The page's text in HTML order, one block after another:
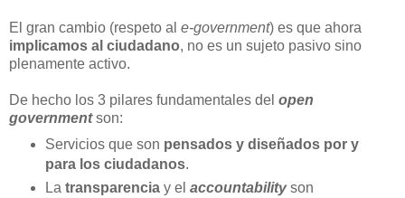
El gran cambio (respeto al e-government) es que ahora
implicamos al ciudadano, no es un sujeto pasivo sino
plenamente activo.
De hecho los 3 pilares fundamentales del open
governmentson:
Servicios que son pensados y diseñados por y
para los ciudadanos.
La transparencia y el accountabilityson